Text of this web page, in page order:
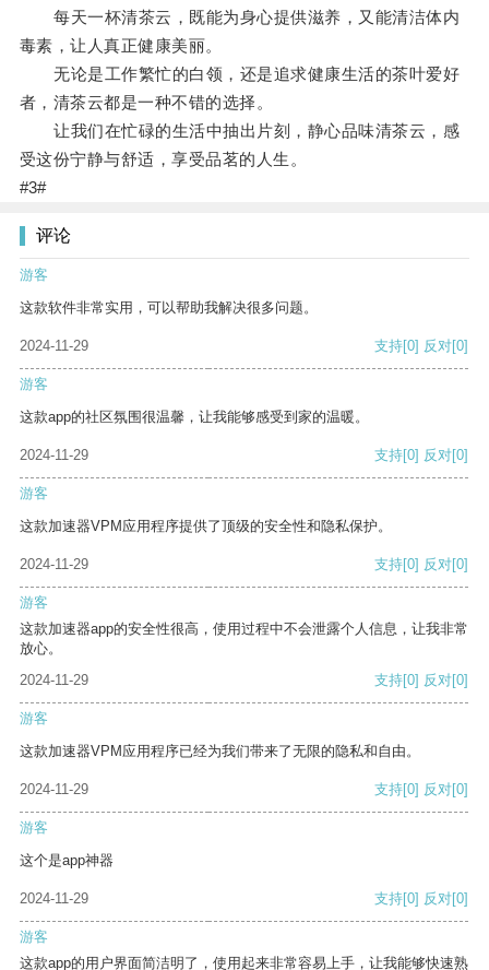
每天一杯清茶云，既能为身心提供滋养，又能清洁体内
毒素，让人真正健康美丽。
无论是工作繁忙的白领，还是追求健康生活的茶叶爱好
者，清茶云都是一种不错的选择。
让我们在忙碌的生活中抽出片刻，静心品味清茶云，感
受这份宁静与舒适，享受品茗的人生。
#3#
评论
游客
这款软件非常实用，可以帮助我解决很多问题。
2024-11-29 支持[0] 反对[0]
游客
这款app的社区氛围很温馨，让我能够感受到家的温暖。
2024-11-29 支持[0] 反对[0]
游客
这款加速器VPM应用程序提供了顶级的安全性和隐私保护。
2024-11-29 支持[0] 反对[0]
游客
这款加速器app的安全性很高，使用过程中不会泄露个人信息，让我非常
放心。
2024-11-29
支持[0] 反对[0]
游客
这款加速器VPM应用程序已经为我们带来了无限的隐私和自由。
2024-11-29 支持[0] 反对[0]
游客
这个是app神器
2024-11-29 支持[0] 反对[0]
游客
这款app的用户界面简洁明了，使用起来非常容易上手，让我能够快速熟